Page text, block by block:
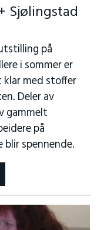
Sjølingstad
på
i sommer er
klar med stoffer
Deler av
gammelt
på
spennende.